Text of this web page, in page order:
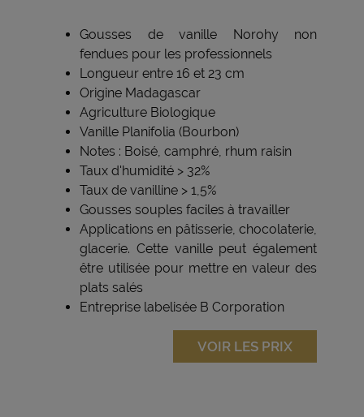
Gousses de vanille Norohy non
fendues pour les professionnels
Longueur entre 16 et 23 cm
Origine Madagascar
Agriculture Biologique
Vanille Planifolia (Bourbon)
Notes : Boisé, camphré, rhum raisin
Taux d'humidité > 32%
Taux de vanilline > 1,5%
Gousses souples faciles à travailler
Applications en pâtisserie, chocolaterie,
glacerie. Cette vanille peut également
être utilisée pour mettre en valeur des
plats salés
Entreprise labelisée B Corporation
VOIR LES PRIX